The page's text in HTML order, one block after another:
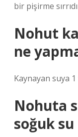
bir pişirme
Nohut
ne
Kaynayan suya
Nohuta
soğuk su